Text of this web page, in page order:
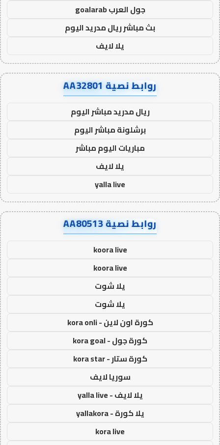
جول العرب goalarab
بث مباشر ريال مدريد اليوم
يلا لايف
روابط نصية AA32801
ريال مدريد مباشر اليوم
برشلونة مباشر اليوم
مباريات اليوم مباشر
يلا لايف
yalla live
روابط نصية AA80513
koora live
koora live
يلا شوت
يلا شوت
كورة اون لاين - kora onli
كورة جول - kora goal
كورة ستار - kora star
سوريا لايف
يلا لايف - yalla live
يلا كورة - yallakora
kora live